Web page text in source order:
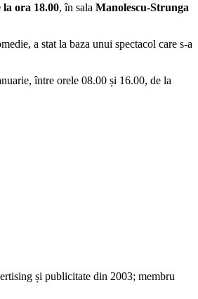
la ora 18.00, în sala Manolescu-Strunga
a stat la baza unui spectacol care s-a
între orele 08.00 și 16.00, de la
și publicitate din 2003; membru